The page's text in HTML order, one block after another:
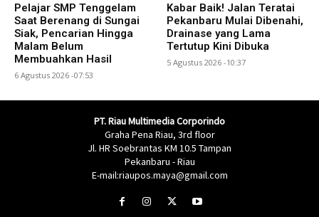
Pelajar SMP Tenggelam
Saat Berenang di Sungai
Siak, Pencarian Hingga
Malam Belum
Membuahkan Hasil
6 Agustus 2026 -07:53
Kabar Baik! Jalan Teratai
Pekanbaru Mulai Dibenahi,
Drainase yang Lama
Tertutup Kini Dibuka
5 Agustus 2026 -10:37
PT. Riau Multimedia Corporindo
Graha Pena Riau, 3rd floor
Jl. HR Soebrantas KM 10.5 Tampan
Pekanbaru - Riau
E-mail:riaupos.maya@gmail.com